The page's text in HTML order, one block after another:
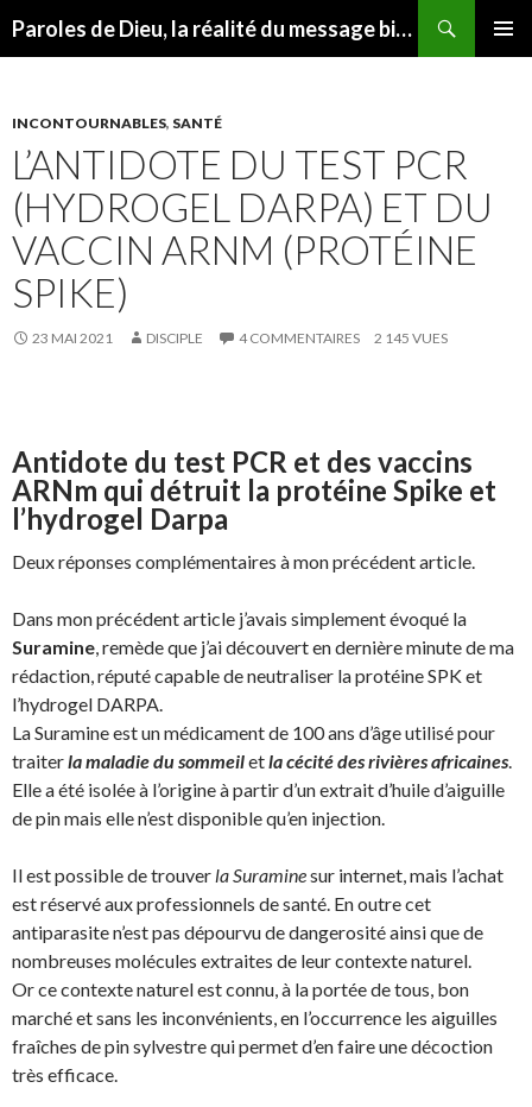
Paroles de Dieu, la réalité du message biblique
INCONTOURNABLES, SANTÉ
L’ANTIDOTE DU TEST PCR
(HYDROGEL DARPA) ET DU
VACCIN ARNM (PROTÉINE
SPIKE)
23 MAI 2021 DISCIPLE 4 COMMENTAIRES 2 145 VUES
Antidote du test PCR et des vaccins
ARNm qui détruit la protéine Spike et
l’hydrogel Darpa
Deux réponses complémentaires à mon précédent article.
Dans mon précédent article j’avais simplement évoqué la
Suramine, remède que j’ai découvert en dernière minute de ma
rédaction, réputé capable de neutraliser la protéine SPK et
l’hydrogel DARPA.
La Suramine est un médicament de 100 ans d’âge utilisé pour
traiterla maladie du sommeiletla cécité des rivières africaines.
Elle a été isolée à l’origine à partir d’un extrait d’huile d’aiguille
de pin mais elle n’est disponible qu’en injection.
Il est possible de trouver la Suraminesur internet, mais l’achat
est réservé aux professionnels de santé. En outre cet
antiparasite n’est pas dépourvu de dangerosité ainsi que de
nombreuses molécules extraites de leur contexte naturel.
Or ce contexte naturel est connu, à la portée de tous, bon
marché et sans les inconvénients, en l’occurrence les aiguilles
fraîches de pin sylvestre qui permet d’en faire une décoction
très efficace.